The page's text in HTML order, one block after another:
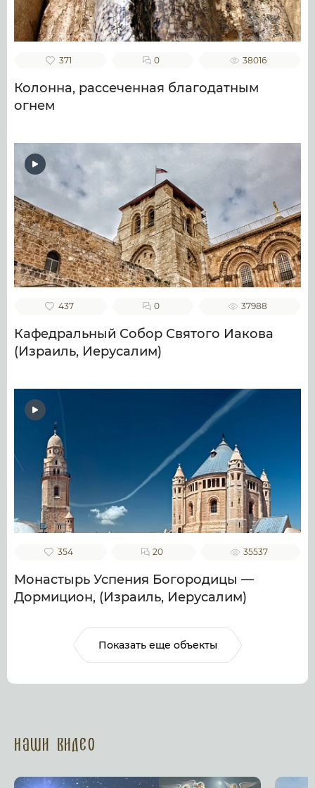
371 0 38016
Колонна, рассеченная благодатным
огнем
437 0 37988
Кафедральный Собор Святого Иакова
(Израиль, Иерусалим)
354 20 35537
Монастырь Успения Богородицы —
Дормицион, (Израиль, Иерусалим)
Показать еще объекты
Наши Видео